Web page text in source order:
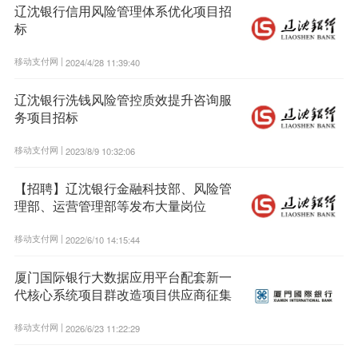
辽沈银行信用风险管理体系优化项目招
标
移动支付网 | 2024/4/28 11:39:40
辽沈银行洗钱风险管控质效提升咨询服
务项目招标
移动支付网 | 2023/8/9 10:32:06
【招聘】辽沈银行金融科技部、风险管
理部、运营管理部等发布大量岗位
移动支付网 | 2022/6/10 14:15:44
厦门国际银行大数据应用平台配套新一
代核心系统项目群改造项目供应商征集
移动支付网 | 2026/6/23 11:22:29